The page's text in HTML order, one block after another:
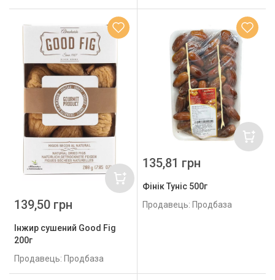
Інжир сушений Good Fig
200г
Продавець: Продбаза
139,50 грн
Фінік Туніс 500г
Продавець: Продбаза
135,81 грн